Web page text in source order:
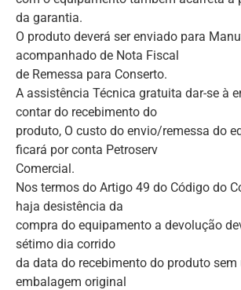
da garantia.
O produto deverá ser enviado para
acompanhado de Nota Fiscal
de Remessa para Conserto.
A assistência Técnica gratuita dar-se à
contar do recebimento do
produto, O custo do envio/remessa do
ficará por conta Petroserv
Comercial.
Nos termos do Artigo 49 do Código do
haja desistência da
compra do equipamento a devolução
sétimo dia corrido
da data do recebimento do produto sem
embalagem original